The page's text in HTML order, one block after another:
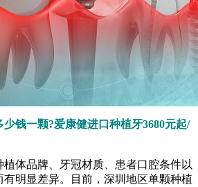
一颗?爱康健进口种植牙3680元起/
体品牌、牙冠材质、患者口腔条件以
有明显差异。目前，深圳地区单颗种植